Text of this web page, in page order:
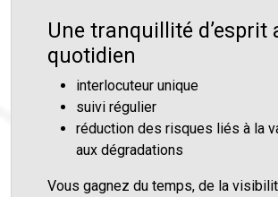
Une tranquillité d’esprit
quotidien
interlocuteur unique
suivi régulier
réduction des risques liés à la
aux dégradations
Vous gagnez du temps, de la